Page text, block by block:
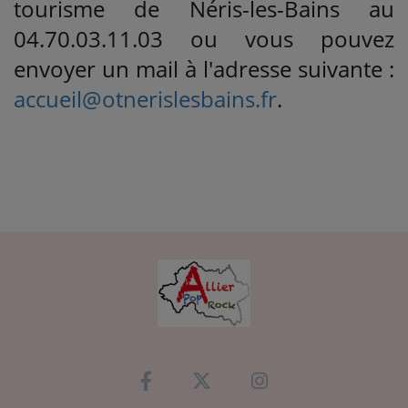
tourisme de Néris-les-Bains au
04.70.03.11.03 ou vous pouvez
envoyer un mail à l'adresse suivante :
accueil@otnerislesbains.fr.